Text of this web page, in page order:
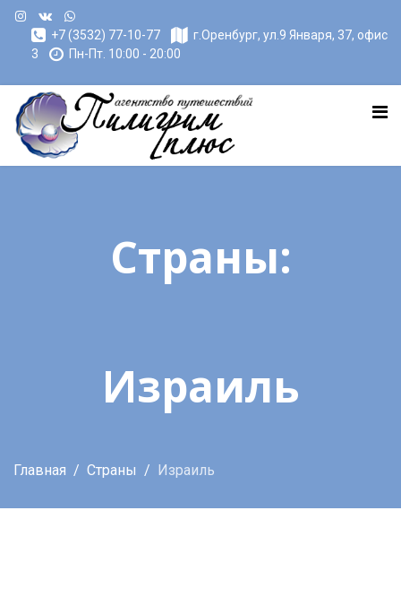
+7 (3532) 77-10-77
г.Оренбург, ул.9 Января, 37, офис
3
Пн-Пт. 10:00 - 20:00
Страны:
Израиль
Главная Страны Израиль